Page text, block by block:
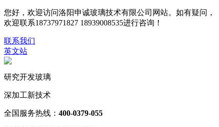
您好，欢迎访问洛阳申诚玻璃技术有限公司网站。如有疑问，
欢迎联系18737971827 18939008535进行咨询！
联系我们
英文站
研究开发玻璃
深加工新技术
全国服务热线： 400-0379-055